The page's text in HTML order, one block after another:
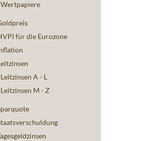
Wertpapiere
für die Eurozone
Leitzinsen A - L
Leitzinsen M - Z